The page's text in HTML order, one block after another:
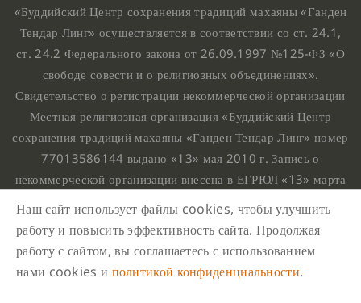
«Буддийский Центр сохранения традиций махаяны «Ганден
Тендар Линг» осуществляется в соответствии со ст. 24.1,
ст. 24.2 Федерального закона от 26.09.1997 №125-ФЗ «О
свободе совести и о религиозных объединениях».
Свидетельство о регистрации некоммерческой организации
Местная религиозная организация «Буддийский Центр
сохранения традиций махаяны «Ганден Тендар Линг» номер
77013586144 выдано «13» мая 2010 г. Запись о
некоммерческой организации внесена в ЕГРЮЛ «13» марта
номером 1107799015708.
Ганден Тендар Линг © 2020 Все права защищены
Наш адрес : г. Москва, Нахимовский проспект, 32. Этаж
10, каб.1023,
Наш сайт использует файлы cookies, чтобы улучшить
работу и повысить эффективность сайта. Продолжая
работу с сайтом, вы соглашаетесь с использованием
нами cookies и политикой конфиденциальности.